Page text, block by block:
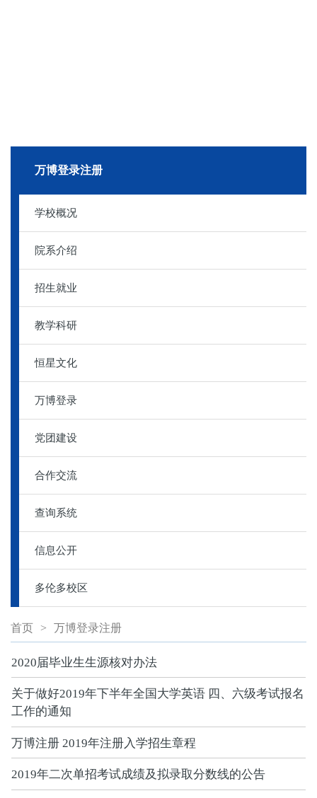
万博登录注册
学校概况
院系介绍
招生就业
教学科研
恒星文化
万博登录
党团建设
合作交流
查询系统
信息公开
多伦多校区
首页 > 万博登录注册
2020届毕业生生源核对办法
关于做好2019年下半年全国大学英语 四、六级考试报名
工作的通知
万博注册 2019年注册入学招生章程
2019年二次单招考试成绩及拟录取分数线的公告